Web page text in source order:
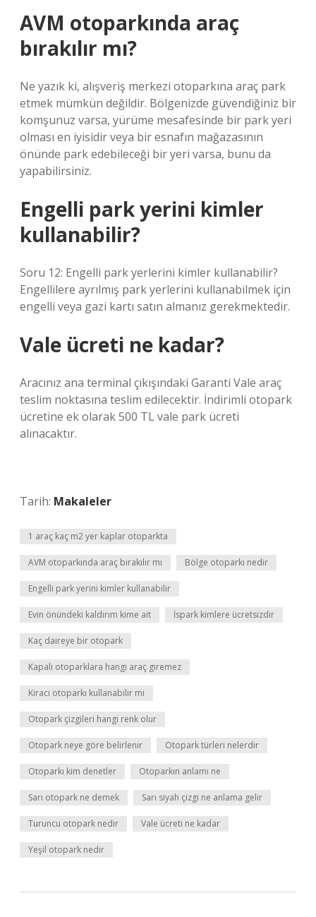
AVM otoparkında araç
bırakılır mı?
Ne yazık ki, alışveriş merkezi otoparkına araç park
etmek mümkün değildir. Bölgenizde güvendiğiniz bir
komşunuz varsa, yürüme mesafesinde bir park yeri
olması en iyisidir veya bir esnafın mağazasının
önünde park edebileceği bir yeri varsa, bunu da
yapabilirsiniz.
Engelli park yerini kimler
kullanabilir?
Soru 12: Engelli park yerlerini kimler kullanabilir?
Engellilere ayrılmış park yerlerini kullanabilmek için
engelli veya gazi kartı satın almanız gerekmektedir.
Vale ücreti ne kadar?
Aracınız ana terminal çıkışındaki Garanti Vale araç
teslim noktasına teslim edilecektir. İndirimli otopark
ücretine ek olarak 500 TL vale park ücreti
alınacaktır.
Tarih: Makaleler
1 araç kaç m2 yer kaplar otoparkta
AVM otoparkında araç bırakılır mı Bölge otoparkı nedir
Engelli park yerini kimler kullanabilir
Evin önündeki kaldırım kime ait İspark kimlere ücretsizdir
Kaç daireye bir otopark
Kapalı otoparklara hangi araç giremez
Kiracı otoparkı kullanabilir mi
Otopark çizgileri hangi renk olur
Otopark neye göre belirlenir Otopark türleri nelerdir
Otoparkı kim denetler Otoparkın anlamı ne
Sarı otopark ne demek Sarı siyah çizgi ne anlama gelir
Turuncu otopark nedir Vale ücreti ne kadar
Yeşil otopark nedir